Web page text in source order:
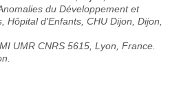
du Développement et
Hôpital d'Enfants, CHU Dijon, Dijon,
UMR CNRS 5615, Lyon, France.